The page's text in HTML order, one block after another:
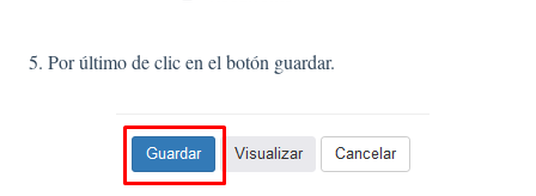
5. Por último de clic en el botón guardar.